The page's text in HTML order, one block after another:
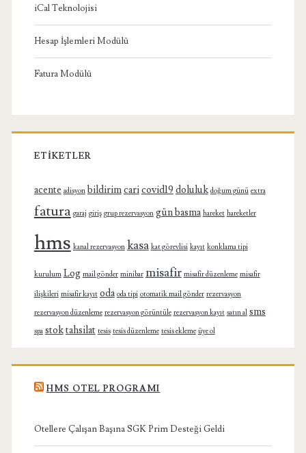
iCal Teknolojisi
Hesap İşlemleri Modülü
Fatura Modülü
ETIKETLER
acente adisyon bildirimcaricovid19 doluluk doğum günü extra
fatura garaj giriş grup rezervasyon gün basma hareket hareketler
hms kanal rezervasyon kasa kat görevlisi kayıt konklama tipi
kurulum Log mail gönder minibar misafir misafir düzenleme misafir
ilişkileri misafir kayıt oda oda tipi otomatik mail gönder rezervasyon
rezervasyon düzenleme rezervasyon görüntüle rezervasyon kayıt satın al sms
spa stoktahsilat tesis tesis düzenleme tesis ekleme üye ol
HMS OTEL PROGRAMI
Otellere Çalışan Başına SGK Prim Desteği Geldi